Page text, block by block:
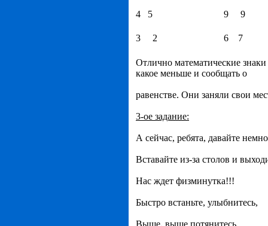
4 5 9 9
3 2 6 7
Отлично математические
какое меньше и сообщать о
равенстве. Они заняли свои
3-ое задание:
А сейчас, ребята, давайте
Вставайте из-за столов и
Нас ждет физминутка!!!
Быстро встаньте, улыбнитесь,
Выше, выше потянитесь